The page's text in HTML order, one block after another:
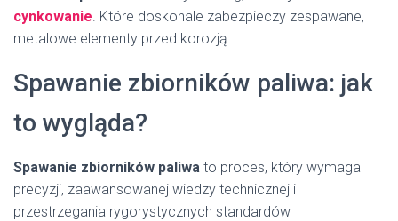
cynkowanie. Które doskonale zabezpieczy zespawane,
metalowe elementy przed korozją.
Spawanie zbiorników paliwa: jak
to wygląda?
Spawanie zbiorników paliwa to proces, który wymaga
precyzji, zaawansowanej wiedzy technicznej i
przestrzegania rygorystycznych standardów